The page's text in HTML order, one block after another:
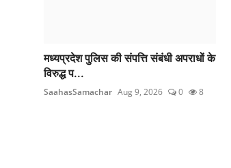
मध्यप्रदेश पुलिस की संपत्ति संबंधी अपराधों के
विरुद्ध प...
SaahasSamachar Aug 9, 2026 0 8